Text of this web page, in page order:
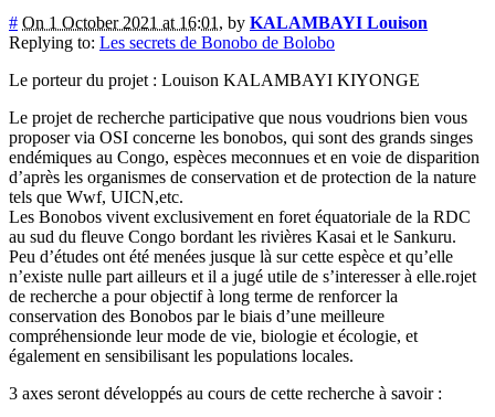
# On 1 October 2021 at 16:01 , by KALAMBAYI Louison
Replying to: Les secrets de Bonobo de Bolobo
Le porteur du projet : Louison KALAMBAYI KIYONGE
Le projet de recherche participative que nous voudrions bien vous
proposer via OSI concerne les bonobos, qui sont des grands singes
endémiques au Congo, espèces meconnues et en voie de disparition
d’après les organismes de conservation et de protection de la nature
tels que Wwf, UICN,etc.
Les Bonobos vivent exclusivement en foret équatoriale de la RDC
au sud du fleuve Congo bordant les rivières Kasai et le Sankuru.
Peu d’études ont été menées jusque là sur cette espèce et qu’elle
n’existe nulle part ailleurs et il a jugé utile de s’interesser à elle.rojet
de recherche a pour objectif à long terme de renforcer la
conservation des Bonobos par le biais d’une meilleure
compréhensionde leur mode de vie, biologie et écologie, et
également en sensibilisant les populations locales.
3 axes seront développés au cours de cette recherche à savoir :